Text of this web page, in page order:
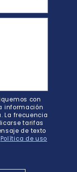
con
información
La frecuencia
tarifas
de texto
Política de uso